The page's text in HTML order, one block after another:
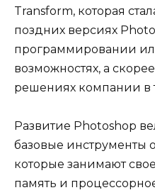
Transform, которая
поздних версиях
программировании
возможностях, а
решениях компании в
Развитие Photoshop
базовые инструменты
которые занимают
память и